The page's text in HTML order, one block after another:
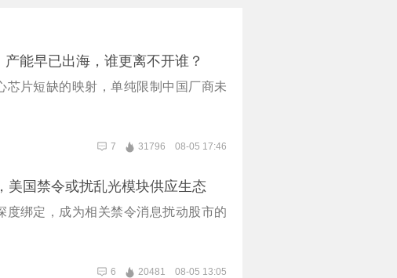
能早已出海，谁更离不开谁？
芯片短缺的映射，单纯限制中国厂商未
7 31796 08-05 17:46
美国禁令或扰乱光模块供应生态
度绑定，成为相关禁令消息扰动股市的
6 20481 08-05 13:05